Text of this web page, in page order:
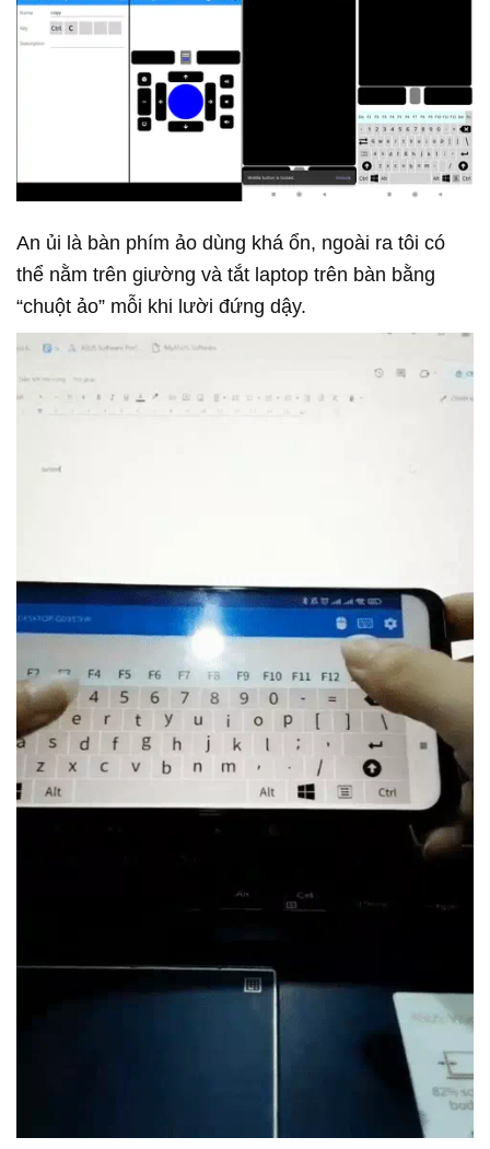
An ủi là bàn phím ảo dùng khá ổn, ngoài ra tôi có
thể nằm trên giường và tắt laptop trên bàn bằng
“chuột ảo” mỗi khi lười đứng dậy.